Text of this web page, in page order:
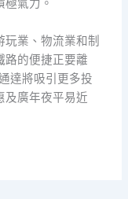
氣力。
業、物流業和制
路的便捷正要離
達將吸引更多投
及廣年夜平易近